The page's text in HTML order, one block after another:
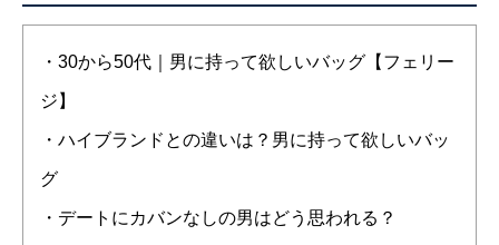
・30から50代｜男に持って欲しいバッグ【フェリー
ジ】
・ハイブランドとの違いは？男に持って欲しいバッ
グ
・デートにカバンなしの男はどう思われる？